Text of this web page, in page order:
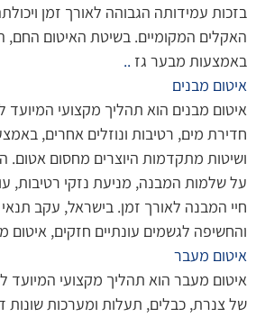
בזכות עמידותה הגבוהה לאורך זמן
האקלים המקומיים. בשיטת האיטום החם,
באמצעות מבער גז ..
איטום מבנים
איטום מבנים הוא תהליך מקצועי המיועד
חדירת מים, רטיבות ונוזלים אחרים,
ושיטות מתקדמות היוצרים מחסום אטום.
על שלמות המבנה, מניעת נזקי רטיבות,
חיי המבנה לאורך זמן. בישראל, עקב
והחשיפה לגשמים עונתיים חזקים, איטום
איטום מעבר
איטום מעבר הוא תהליך מקצועי המיועד
של צנרת, כבלים, תעלות ומערכות שונות